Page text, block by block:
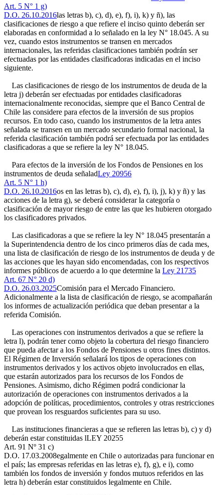
Art. 5 N° 1 g)
D.O. 26.10.2016las letras b), c), d), e), f), i), k) y ñ), las
clasificaciones de riesgo a que refiere el inciso quinto deberán ser
elaboradas en conformidad a lo señalado en la ley N° 18.045. A su
vez, cuando estos instrumentos se transen en mercados
internacionales, las referidas clasificaciones también podrán ser
efectuadas por las entidades clasificadoras indicadas en el inciso
siguiente.
Las clasificaciones de riesgo de los instrumentos de deuda de la
letra j) deberán ser efectuadas por entidades clasificadoras
internacionalmente reconocidas, siempre que el Banco Central de
Chile las considere para efectos de la inversión de sus propios
recursos. En todo caso, cuando los instrumentos de la letra antes
señalada se transen en un mercado secundario formal nacional, la
referida clasificación también podrá ser efectuada por las entidades
clasificadoras a que se refiere la ley N° 18.045.
Para efectos de la inversión de los Fondos de Pensiones en los
instrumentos de deuda señaladLey 20956
Art. 5 N° 1 h)
D.O. 26.10.2016os en las letras b), c), d), e), f), i), j), k) y ñ) y las
acciones de la letra g), se deberá considerar la categoría o
clasificación de mayor riesgo de entre las que les hubieren otorgado
los clasificadores privados.
Las clasificadoras a que se refiere la ley N° 18.045 presentarán a
la Superintendencia dentro de los cinco primeros días de cada mes,
una lista de clasificación de riesgo de los instrumentos de deuda y de
las acciones que les hayan sido encomendadas, con los respectivos
informes públicos de acuerdo a lo que determine la Ley 21735
Art. 67 N° 20 d)
D.O. 26.03.2025Comisión para el Mercado Financiero.
Adicionalmente a la lista de clasificación de riesgo, se acompañarán
los informes de actualización periódica que deban presentar a la
referida Comisión.
Las operaciones con instrumentos derivados a que se refiere la
letra l), podrán tener como objeto la cobertura del riesgo financiero
que pueda afectar a los Fondos de Pensiones u otros fines distintos.
El Régimen de Inversión señalará los tipos de operaciones con
instrumentos derivados y los activos objeto involucrados en ellas,
que estarán autorizados para los recursos de los Fondos de
Pensiones. Asimismo, dicho Régimen podrá condicionar la
autorización de operaciones con instrumentos derivados a la
adopción de políticas, procedimientos, controles y otras restricciones
que provean los resguardos suficientes para su uso.
Las instituciones financieras a que se refieren las letras b), c) y d)
deberán estar constituidas lLEY 20255
Art. 91 Nº 31 c)
D.O. 17.03.2008egalmente en Chile o autorizadas para funcionar en
el país; las empresas referidas en las letras e), f), g), e i), como
también los fondos de inversión y fondos mutuos referidos en las
letra h) deberán estar constituidos legalmente en Chile.